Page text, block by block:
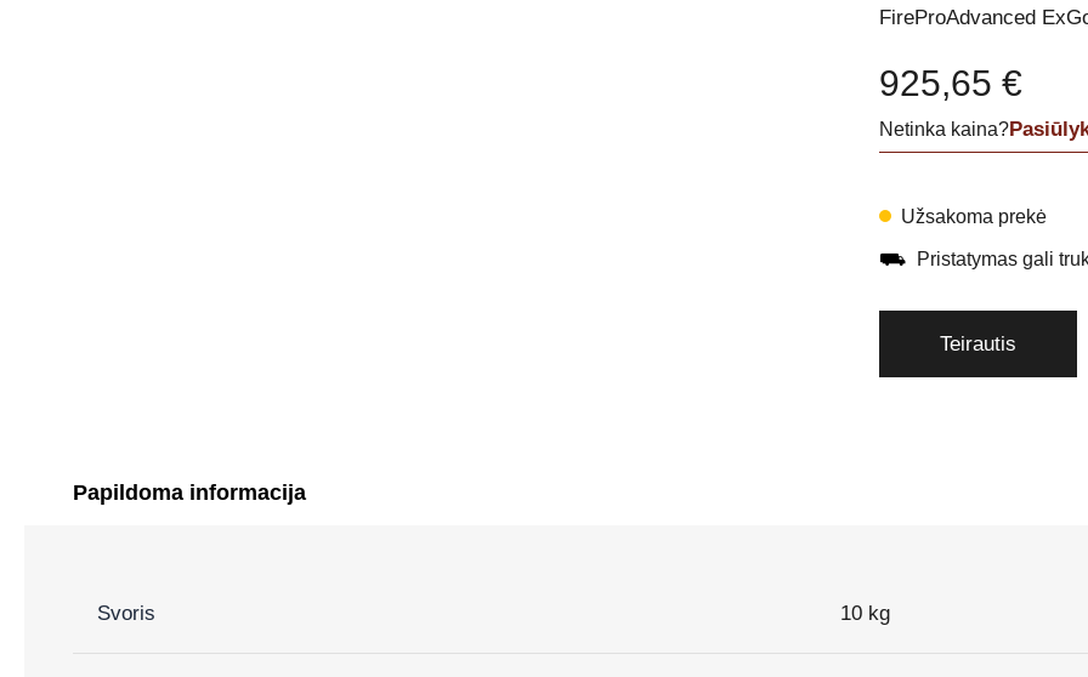
FireProAdvanced
925,65€
Netinka kaina?
Užsakoma prekė
⛟ Pristatymas gali
Teirautis
Papildoma informacija
Svoris 10 kg